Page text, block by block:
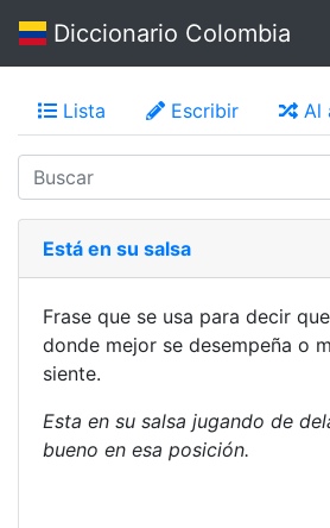
Diccionario Colombia
Lista Escribir Al
Está en su salsa
Frase que se usa para decir
donde mejor se desempeña o
siente.
Esta en su salsa jugando de
bueno en esa posición.